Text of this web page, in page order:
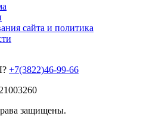
сайта и политика
+7(3822)46-99-66
защищены.